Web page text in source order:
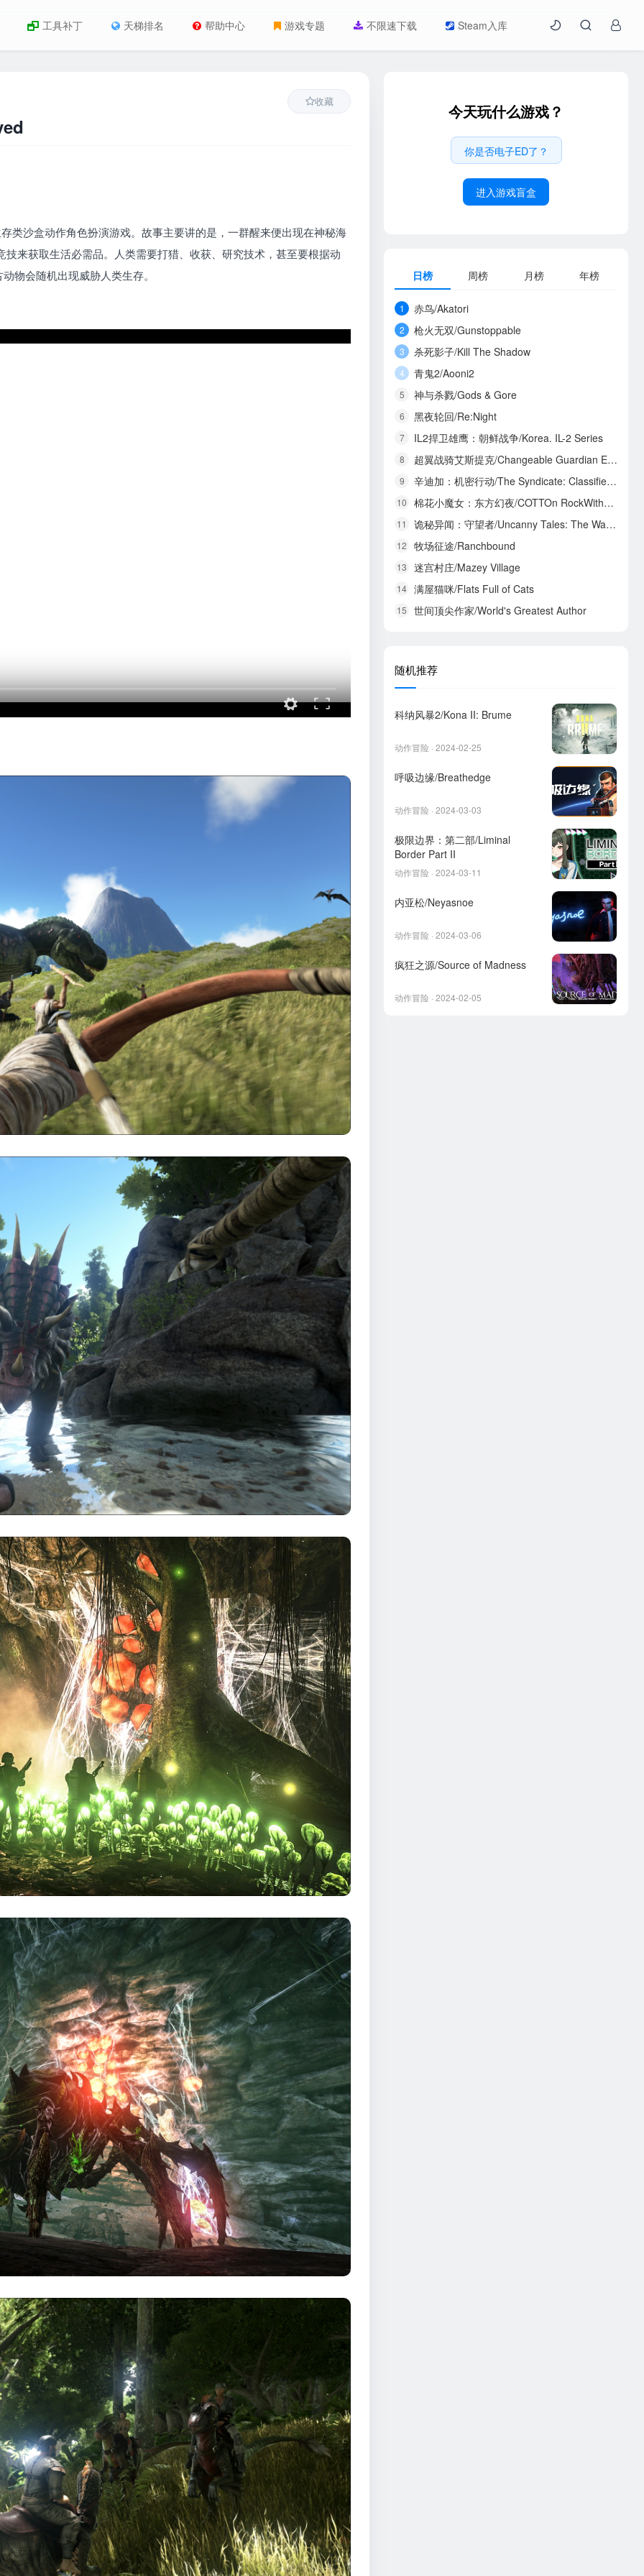
工具补丁 天梯排名 帮助中心 游戏专题 不限速下载 Steam入库
收藏
类沙盒动作角色扮演游戏。故事主要讲的是，一群醒来便出现在神秘海
来获取生活必需品。人类需要打猎、收获、研究技术，甚至要根据动
物会随机出现威胁人类生存。
今天玩什么游戏？
你是否电子ED了？
进入游戏盲盒
日榜 周榜 月榜 年榜
1 赤鸟/Akatori
2 枪火无双/Gunstoppable
3 杀死影子/Kill The Shadow
4 青鬼2/Aooni2
5 神与杀戮/Gods & Gore
6 黑夜轮回/Re:Night
7 IL2捍卫雄鹰：朝鲜战争/Korea. IL-2 Series
8 超翼战骑艾斯提克/Changeable Guardian ESTIQUE
9 辛迪加：机密行动/The Syndicate: Classified Operations
10 棉花小魔女：东方幻夜/COTTOn RockWithYou -ORIENTAL NIGHT DREAMS-
11 诡秘异闻：守望者/Uncanny Tales: The Watcher
12 牧场征途/Ranchbound
13 迷宫村庄/Mazey Village
14 满屋猫咪/Flats Full of Cats
15 世间顶尖作家/World's Greatest Author
随机推荐
科纳风暴2/Kona II: Brume
动作冒险 · 2024-02-25
呼吸边缘/Breathedge
动作冒险 · 2024-03-03
极限边界：第二部/Liminal
Border Part II
动作冒险 · 2024-03-11
内亚松/Neyasnoe
动作冒险 · 2024-03-06
疯狂之源/Source of Madness
动作冒险 · 2024-02-05